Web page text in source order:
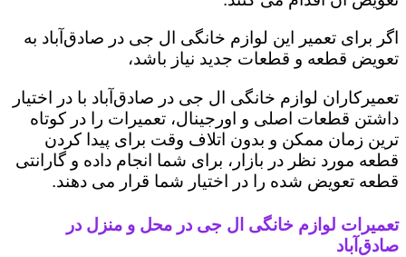
اگر برای تعمیر این لوازم خانگی ال جی در صادق‌آباد به
تعویض قطعه و قطعات جدید نیاز باشد،
تعمیرکاران لوازم خانگی ال جی در صادق‌آباد با در اختیار
داشتن قطعات اصلی و اورجینال، تعمیرات را در کوتاه
ترین زمان ممکن و بدون اتلاف وقت برای پیدا کردن
قطعه مورد نظر در بازار، برای شما انجام داده و گارانتی
قطعه تعویض شده را در اختیار شما قرار می دهند.
تعمیرات لوازم خانگی ال جی در محل و منزل در
صادق‌آباد